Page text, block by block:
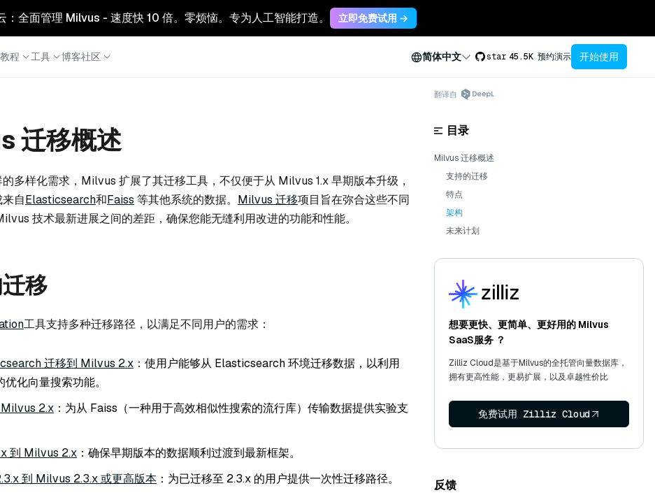
：全面管理 Milvus - 速度快 10 倍。零烦恼。专为人工智能打造。 立即免费试用 →
教程 工具 博客社区 简体中文 star 45.5K 预约演示 开始使用
迁移概述
多样化需求，Milvus 扩展了其迁移工具，不仅便于从 Milvus 1.x 早期版本升级，
自Elasticsearch和Faiss 等其他系统的数据。 Milvus 迁移项目旨在弥合这些不同
技术最新进展之间的差距，确保您能无缝利用改进的功能和性能。
移
工具支持多种迁移路径，以满足不同用户的需求：
迁移到 Milvus 2.x ：使用户能够从 Elasticsearch 环境迁移数据，以利用
化向量搜索功能。
2.x ：为从 Faiss（一种用于高效相似性搜索的流行库）传输数据提供实验支
到 Milvus 2.x ：确保早期版本的数据顺利过渡到最新框架。
到 Milvus 2.3.x 或更高版本 ：为已迁移至 2.3.x 的用户提供一次性迁移路径。
翻译自
目录
Milvus 迁移概述
支持的迁移
特点
架构
未来计划
想要更快、更简单、更好用的 Milvus
SaaS服务 ？
Zilliz Cloud是基于Milvus的全托管向量数据库，
拥有更高性能，更易扩展，以及卓越性价比
免费试用 Zilliz Cloud
反馈